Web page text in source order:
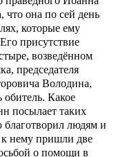
что она по сей день
которые ему
присутствие
возведённом
председателя
Володина,
обитель. Какое
посылает таких
людям и
к нему пришли две
о помощи в